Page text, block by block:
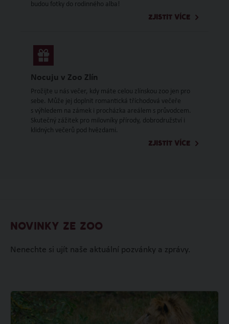
budou fotky do rodinného alba!
ZJISTIT VÍCE
Nocuju v Zoo Zlín
Prožijte u nás večer, kdy máte celou zlínskou zoo jen pro
sebe. Může jej doplnit romantická tříchodová večeře
s výhledem na zámek i procházka areálem s průvodcem.
Skutečný zážitek pro milovníky přírody, dobrodružství i
klidných večerů pod hvězdami.
ZJISTIT VÍCE
NOVINKY ZE ZOO
Nenechte si ujít naše aktuální pozvánky a zprávy.